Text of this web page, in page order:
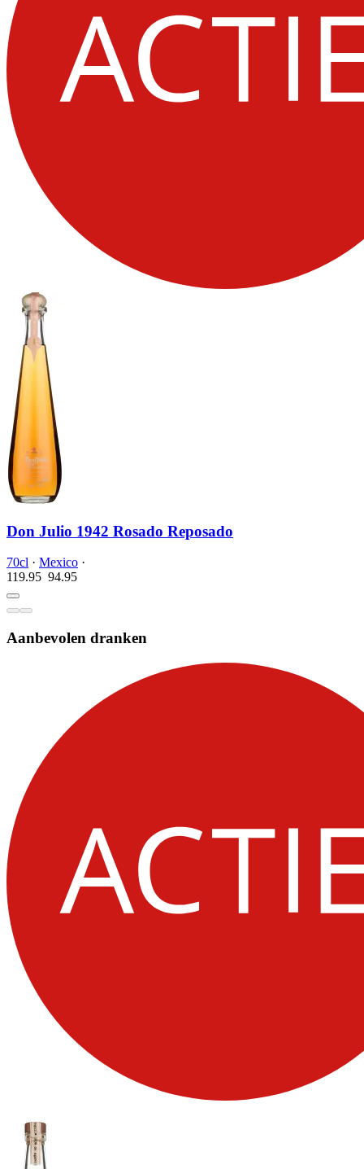
Don Julio 1942 Rosado Reposado
70cl · Mexico ·
119.95 94.95
Aanbevolen dranken